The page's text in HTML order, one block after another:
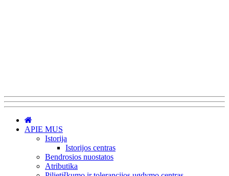
APIE MUS
Istorija
Istorijos centras
Bendrosios nuostatos
Atributika